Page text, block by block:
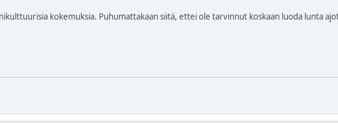
kokemuksia. Puhumattakaan siitä, ettei ole tarvinnut koskaan luoda lunta